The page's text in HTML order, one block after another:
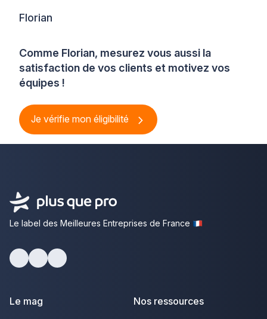
Comme Florian, mesurez vous aussi la
satisfaction de vos clients et motivez vos
équipes !
Je vérifie mon éligibilité
Florian
Le label des Meilleures Entreprises de France
Le mag Nos ressources